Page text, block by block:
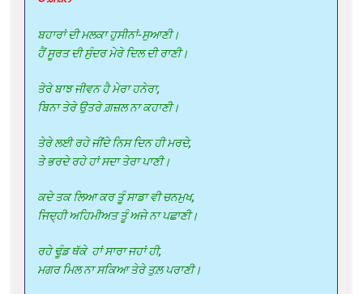
ਬਹਾਰਾਂ ਦੀ ਮਲਕਾ ਹੁਸੀਨਾਂ-ਸੁਆਣੀ।
ਹੈਂ ਸੂਰਤ ਦੀ ਸੁੰਦਰ ਮੇਰੇ ਦਿਲ ਦੀ ਰਾਣੀ।
ਤੇਰੇ ਬਾਝ ਜੀਵਨ ਹੈ ਮੇਰਾ ਹਨੇਰਾ,
ਬਿਨਾ ਤੇਰੇ ਉਤਰੇ ਗ਼ਜ਼ਲ ਨਾ ਕਹਾਣੀ।
ਤੇਰੇ ਲਈ ਰਹੇ ਜੀਂਦੇ ਨਿਸ ਦਿਨ ਹੀ ਮਰਦੇ,
ਤੇ ਭਰਦੇ ਰਹੇ ਹਾਂ ਸਦਾ ਤੇਰਾ ਪਾਣੀ।
ਕਦੇ ਤਕ ਲਿਆ ਕਰ ਤੂੰ ਸਾਡਾ ਵੀ ਚਨਮੁਖ,
ਜਿਦ੍ਹੀ ਅਹਿਮੀਅਤ ਤੂੰ ਅਜੇ ਨਾ ਪਛਾਣੀ।
ਰਹੇ ਢੂੰਡ ਥੱਕੇ ਹਾਂ ਸਾਰਾ ਜਹਾਂ ਹੀ,
ਮਗਰ ਮਿਲ ਨਾ ਸਕਿਆ ਤੇਰੇ ਤੁਲ਼ ਪਰਾਣੀ।